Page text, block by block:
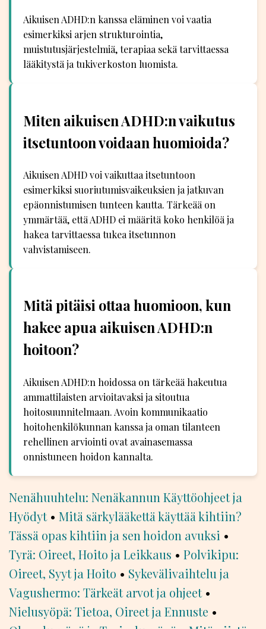
Aikuisen ADHD:n kanssa eläminen voi vaatia
esimerkiksi arjen strukturointia,
muistutusjärjestelmiä, terapiaa sekä tarvittaessa
lääkitystä ja tukiverkoston luomista.
Miten aikuisen ADHD:n vaikutus
itsetuntoon voidaan huomioida?
Aikuisen ADHD voi vaikuttaa itsetuntoon
esimerkiksi suoriutumisvaikeuksien ja jatkuvan
epäonnistumisen tunteen kautta. Tärkeää on
ymmärtää, että ADHD ei määritä koko henkilöä ja
hakea tarvittaessa tukea itsetunnon
vahvistamiseen.
Mitä pitäisi ottaa huomioon, kun
hakee apua aikuisen ADHD:n
hoitoon?
Aikuisen ADHD:n hoidossa on tärkeää hakeutua
ammattilaisten arvioitavaksi ja sitoutua
hoitosuunnitelmaan. Avoin kommunikaatio
hoitohenkilökunnan kanssa ja oman tilanteen
rehellinen arviointi ovat avainasemassa
onnistuneen hoidon kannalta.
Nenähuuhtelu: Nenäkannun Käyttöohjeet ja
Hyödyt• Mitä särkylääkettä käyttää kihtiin?
Tässä opas kihtiin ja sen hoidon avuksi •
Tyrä: Oireet, Hoito ja Leikkaus • Polvikipu:
Oireet, Syyt ja Hoito • Sykevälivaihtelu ja
Vagushermo: Tärkeät arvot ja ohjeet•
Nielusyöpä: Tietoa, Oireet ja Ennuste •